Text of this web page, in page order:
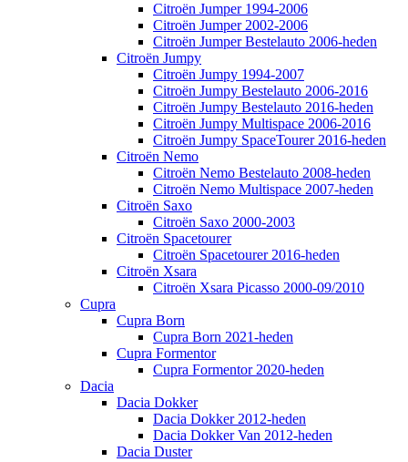
Citroën Jumper 1994-2006
Citroën Jumper 2002-2006
Citroën Jumper Bestelauto 2006-heden
Citroën Jumpy
Citroën Jumpy 1994-2007
Citroën Jumpy Bestelauto 2006-2016
Citroën Jumpy Bestelauto 2016-heden
Citroën Jumpy Multispace 2006-2016
Citroën Jumpy SpaceTourer 2016-heden
Citroën Nemo
Citroën Nemo Bestelauto 2008-heden
Citroën Nemo Multispace 2007-heden
Citroën Saxo
Citroën Saxo 2000-2003
Citroën Spacetourer
Citroën Spacetourer 2016-heden
Citroën Xsara
Citroën Xsara Picasso 2000-09/2010
Cupra
Cupra Born
Cupra Born 2021-heden
Cupra Formentor
Cupra Formentor 2020-heden
Dacia
Dacia Dokker
Dacia Dokker 2012-heden
Dacia Dokker Van 2012-heden
Dacia Duster